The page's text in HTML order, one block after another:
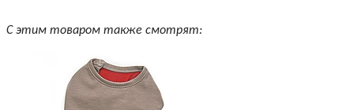
С этим товаром также смотрят: